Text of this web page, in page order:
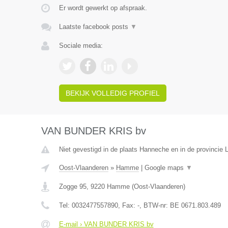
Er wordt gewerkt op afspraak.
Laatste facebook posts ▼
Sociale media:
BEKIJK VOLLEDIG PROFIEL
VAN BUNDER KRIS bv
Niet gevestigd in de plaats Hanneche en in de provincie
Oost-Vlaanderen» Hamme| Google maps ▼
Zogge 95, 9220 Hamme(Oost-Vlaanderen)
Tel: 0032477557890, Fax: -, BTW-nr: BE 0671.803.489
E-mail › VAN BUNDER KRIS bv